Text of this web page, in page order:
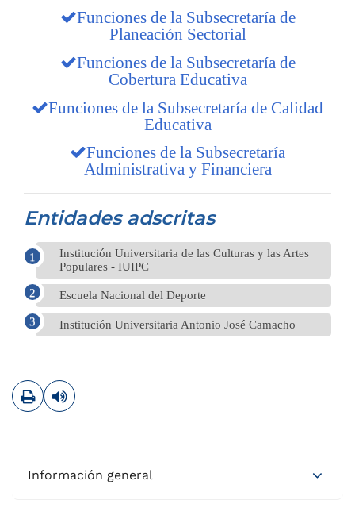
Funciones de la Subsecretaría de
Planeación Sectorial
Funciones de la Subsecretaría de
Cobertura Educativa
Funciones de la Subsecretaría de Calidad
Educativa
Funciones de la Subsecretaría
Administrativa y Financiera
Entidades adscritas
Institución Universitaria de las Culturas y las Artes
Populares - IUIPC
Escuela Nacional del Deporte
Institución Universitaria Antonio José Camacho
ImprimirLeer contenido
Información general